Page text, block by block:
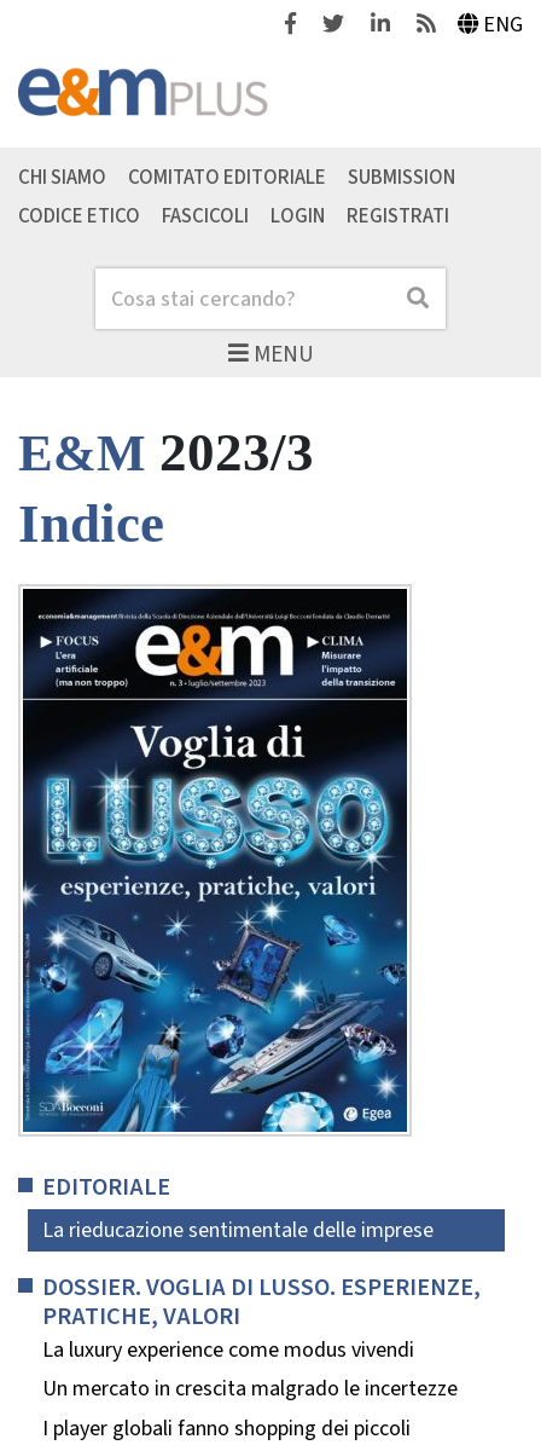
FacebookTwitterLinkedinFeeds ENG
MENU
Cerca Cerca
CHI SIAMO COMITATO EDITORIALE
SUBMISSION
CODICE ETICO
FASCICOLI LOGIN REGISTRATI
E&M 2023/3
Indice
EDITORIALE
La rieducazione sentimentale delle imprese
DOSSIER. VOGLIA DI LUSSO. ESPERIENZE,
PRATICHE, VALORI
La luxury experience come modus vivendi
Un mercato in crescita malgrado le incertezze
I player globali fanno shopping dei piccoli